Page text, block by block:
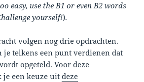
easy, use the B1 or even B2 words
yourself!).
volgen nog drie opdrachten.
je telkens een punt verdienen dat
opgeteld. Voor deze
je een keuze uitdeze